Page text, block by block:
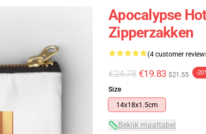
Apocalypse
Zipperzakken
(4 customer
€24.78 €19.83 $21.55 -
Size
14x18x1.5cm
Bekijk maattabel